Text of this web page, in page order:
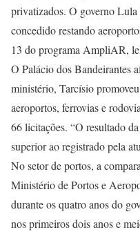
privatizados. O governo
concedido restando
13 do programa AmpliAR,
O Palácio dos Bandeirantes
ministério, Tarcísio
aeroportos, ferrovias e
66 licitações. “O resultado
superior ao registrado pela
No setor de portos, a
Ministério de Portos e
durante os quatro anos do
nos primeiros dois anos e